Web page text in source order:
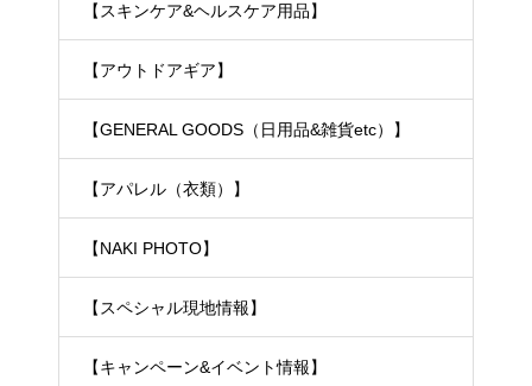
【スキンケア&ヘルスケア用品】
【アウトドアギア】
【GENERAL GOODS（日用品&雑貨etc）】
【アパレル（衣類）】
【NAKI PHOTO】
【スペシャル現地情報】
【キャンペーン&イベント情報】